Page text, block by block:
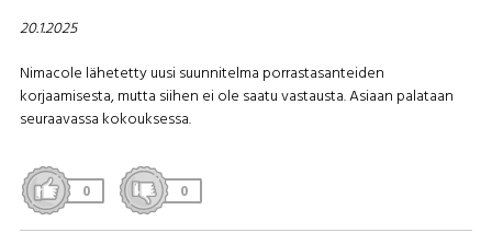
20.1.2025
Nimacole lähetetty uusi suunnitelma porrastasanteiden
korjaamisesta, mutta siihen ei ole saatu vastausta. Asiaan palataan
seuraavassa kokouksessa.
0 0